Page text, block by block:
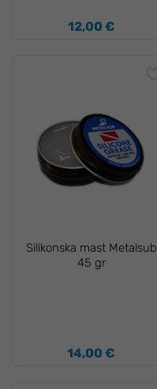
12,00 €
Silikonska mast Metalsub
45 gr
14,00 €